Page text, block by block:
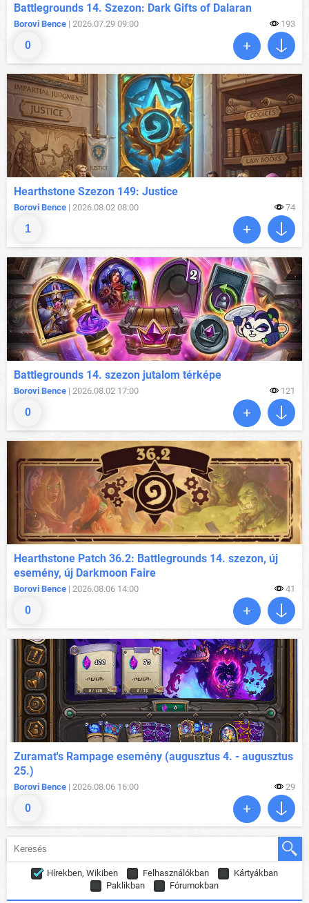
0
Battlegrounds 14. Szezon: Dark Gifts of Dalaran
Borovi Bence | 2026.07.29 09:00 193
1
Hearthstone Szezon 149: Justice
Borovi Bence | 2026.08.02 08:00 74
0
Battlegrounds 14. szezon jutalom térképe
Borovi Bence | 2026.08.02 17:00 121
0
Hearthstone Patch 36.2: Battlegrounds 14. szezon, új
esemény, új Darkmoon Faire
Borovi Bence | 2026.08.06 14:00 41
0
Zuramat's Rampage esemény (augusztus 4. - augusztus
25.)
Borovi Bence | 2026.08.06 16:00 29
Hírekben, Wikiben Felhasználókban
Kártyákban
Paklikban
Fórumokban